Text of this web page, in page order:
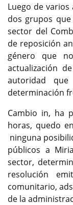
Luego de
dos grupos
sector del
de reposición
género que
actualización
autoridad
determinación
Cambio in, ha
horas, quedo
ninguna
públicos a
sector,
resolución
comunitario,
de la